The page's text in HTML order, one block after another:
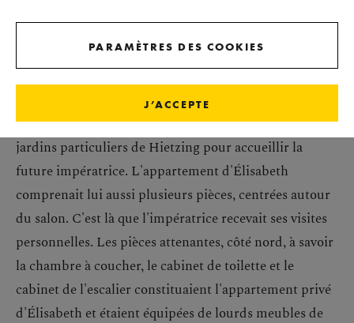
neuf.
duchesse de Bavière, des travaux d'adaptation furent
entrepris en 1854 dans l'aile orientale donnant sur les
jardins particuliers de Hietzing pour accueillir la
future impératrice. L'appartement d'Élisabeth
comprenait lui aussi plusieurs pièces, centrées autour
du salon. C'est là que l'impératrice recevait ses visites
personnelles. Les pièces attenantes, côté nord, à savoir
la chambre à coucher, le cabinet de toilette et le
cabinet de l'escalier constituaient l'appartement privé
d'Élisabeth et étaient équipées de lourds meubles de
PARAMÈTRES DES COOKIES
J’ACCEPTE